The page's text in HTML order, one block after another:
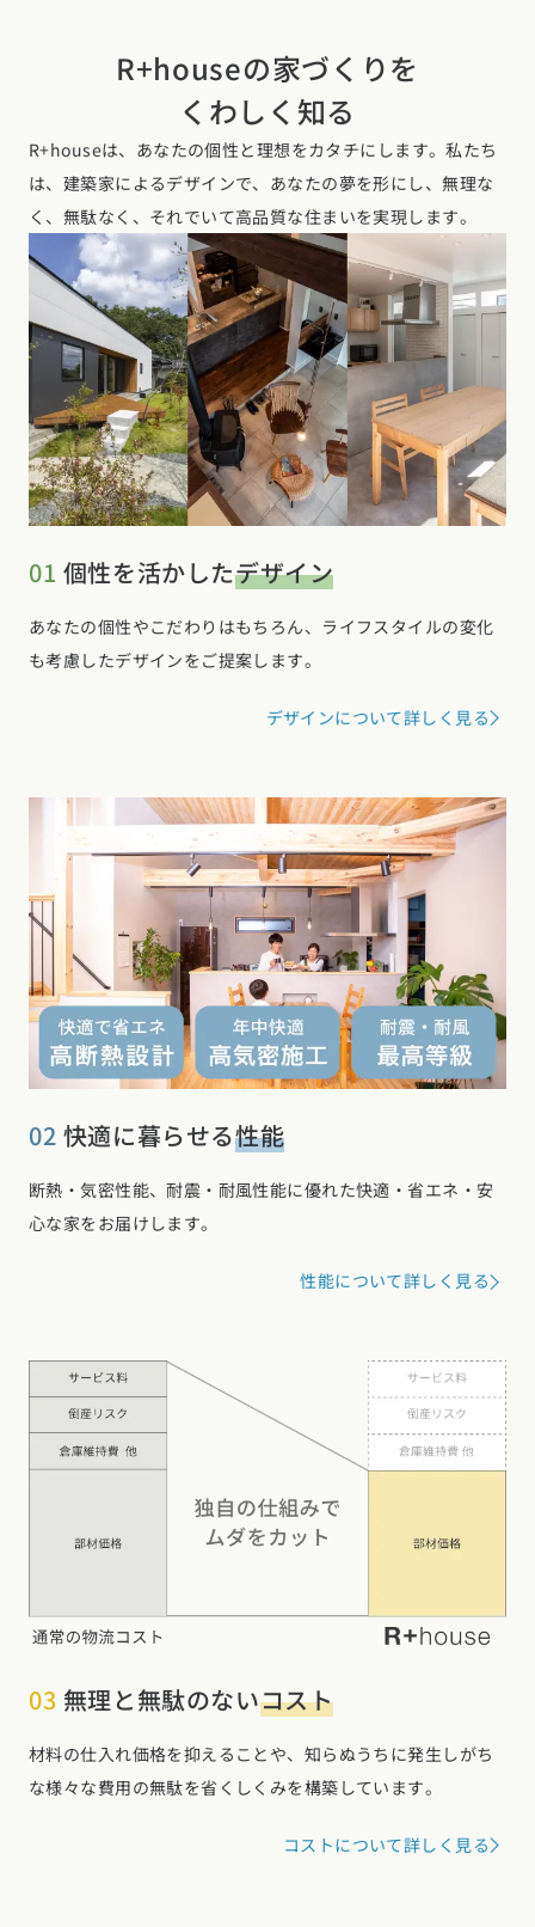
R+houseの家づくりを
くわしく知る
R+houseは、あなたの個性と理想をカタチにします。私たち
は、建築家によるデザインで、あなたの夢を形にし、無理な
く、無駄なく、それでいて高品質な住まいを実現します。
01 個性を活かしたデザイン
あなたの個性やこだわりはもちろん、ライフスタイルの変化
も考慮したデザインをご提案します。
デザインについて詳しく見る
02 快適に暮らせる性能
断熱・気密性能、耐震・耐風性能に優れた快適・省エネ・安
心な家をお届けします。
性能について詳しく見る
03 無理と無駄のないコスト
材料の仕入れ価格を抑えることや、知らぬうちに発生しがち
な様々な費用の無駄を省くしくみを構築しています。
コストについて詳しく見る